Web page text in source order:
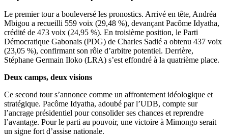
Le premier tour a bouleversé les pronostics. Arrivé en tête, Andréa
Mbigou a recueilli 559 voix (29,48 %), devançant Pacôme Idyatha,
crédité de 473 voix (24,95 %). En troisième position, le Parti
Démocratique Gabonais (PDG) de Charles Sadié a obtenu 437 voix
(23,05 %), confirmant son rôle d’arbitre potentiel. Derrière,
Stéphane Germain Iloko (LRA) s’est effondré à la quatrième place.
Deux camps, deux visions
Ce second tour s’annonce comme un affrontement idéologique et
stratégique. Pacôme Idyatha, adoubé par l’UDB, compte sur
l’ancrage présidentiel pour consolider ses chances et reprendre
l’avantage. Pour le parti au pouvoir, une victoire à Mimongo serait
un signe fort d’assise nationale.